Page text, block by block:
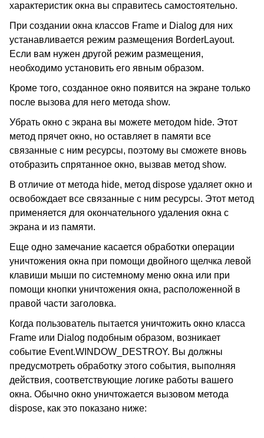
характеристик окна вы справитесь самостоятельно.
При создании окна классов Frame и Dialog для них
устанавливается режим размещения BorderLayout.
Если вам нужен другой режим размещения,
необходимо установить его явным образом.
Кроме того, созданное окно появится на экране только
после вызова для него метода show.
Убрать окно с экрана вы можете методом hide. Этот
метод прячет окно, но оставляет в памяти все
связанные с ним ресурсы, поэтому вы сможете вновь
отобразить спрятанное окно, вызвав метод show.
В отличие от метода hide, метод dispose удаляет окно и
освобождает все связанные с ним ресурсы. Этот метод
применяется для окончательного удаления окна с
экрана и из памяти.
Еще одно замечание касается обработки операции
уничтожения окна при помощи двойного щелчка левой
клавиши мыши по системному меню окна или при
помощи кнопки уничтожения окна, расположенной в
правой части заголовка.
Когда пользователь пытается уничтожить окно класса
Frame или Dialog подобным образом, возникает
событие Event.WINDOW_DESTROY. Вы должны
предусмотреть обработку этого события, выполняя
действия, соответствующие логике работы вашего
окна. Обычно окно уничтожается вызовом метода
dispose, как это показано ниже: